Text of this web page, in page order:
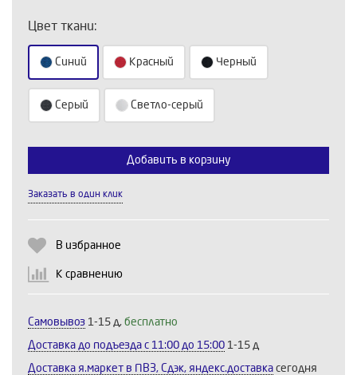
Цвет ткани:
Синий Красный Черный
Серый Светло-серый
Выберите количество:
Продолжить Отмена
Добавить в корзину
Заказать в один клик
В избранное
К сравнению
Самовывоз 1-15 д, бесплатно
Доставка до подъезда c 11:00 до 15:00 1-15 д
Доставка я.маркет в ПВЗ, Сдэк, яндекс.доставка сегодня